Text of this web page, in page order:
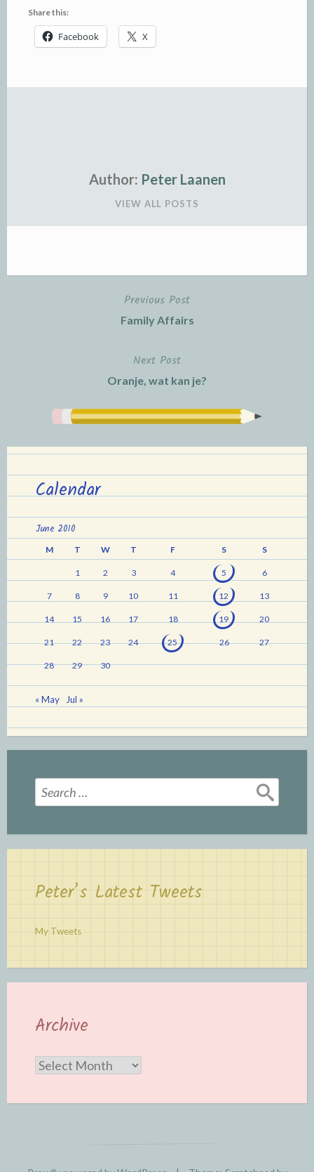
Share this:
Facebook X
Author: Peter Laanen
VIEW ALL POSTS
Previous Post
Family Affairs
Next Post
Oranje, wat kan je?
Calendar
June 2010
M T W T F S S
1 2 3 4 5 6
7 8 9 10 11 12 13
14 15 16 17 18 19 20
21 22 23 24 25 26 27
28 29 30
« May Jul »
Search
for:
Peter’s Latest Tweets
My Tweets
Archive
Archive